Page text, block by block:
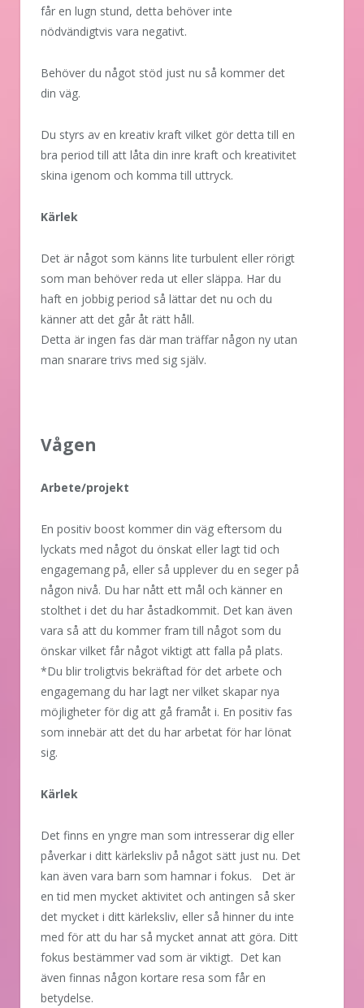
får en lugn stund, detta behöver inte
nödvändigtvis vara negativt.
Behöver du något stöd just nu så kommer det
din väg.
Du styrs av en kreativ kraft vilket gör detta till en
bra period till att låta din inre kraft och kreativitet
skina igenom och komma till uttryck.
Kärlek
Det är något som känns lite turbulent eller rörigt
som man behöver reda ut eller släppa. Har du
haft en jobbig period så lättar det nu och du
känner att det går åt rätt håll.
Detta är ingen fas där man träffar någon ny utan
man snarare trivs med sig själv.
Vågen
Arbete/projekt
En positiv boost kommer din väg eftersom du
lyckats med något du önskat eller lagt tid och
engagemang på, eller så upplever du en seger på
någon nivå. Du har nått ett mål och känner en
stolthet i det du har åstadkommit. Det kan även
vara så att du kommer fram till något som du
önskar vilket får något viktigt att falla på plats.
*Du blir troligtvis bekräftad för det arbete och
engagemang du har lagt ner vilket skapar nya
möjligheter för dig att gå framåt i. En positiv fas
som innebär att det du har arbetat för har lönat
sig.
Kärlek
Det finns en yngre man som intresserar dig eller
påverkar i ditt kärleksliv på något sätt just nu. Det
kan även vara barn som hamnar i fokus. Det är
en tid men mycket aktivitet och antingen så sker
det mycket i ditt kärleksliv, eller så hinner du inte
med för att du har så mycket annat att göra. Ditt
fokus bestämmer vad som är viktigt. Det kan
även finnas någon kortare resa som får en
betydelse.